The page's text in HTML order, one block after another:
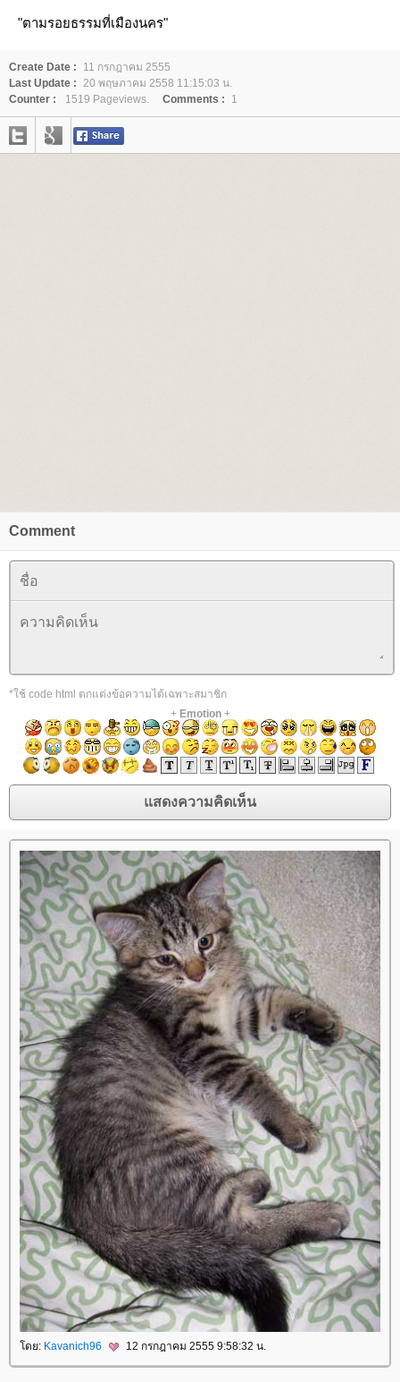
"ตามรอยธรรมที่เมืองนคร"
Create Date :
11 กรกฎาคม 2555
Last Update :
20 พฤษภาคม 2558 11:15:03 น.
Counter :
1519 Pageviews. Comments : 1
Comment
*ใช้ code html ตกแต่งข้อความได้เฉพาะสมาชิก
+ Emotion+
ดย: Kavanich96 12 กรกฎาคม 2555 9:58:32 น.